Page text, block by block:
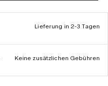
Lieferung in 2-3 Tagen
Keine zusätzlichen Gebühren